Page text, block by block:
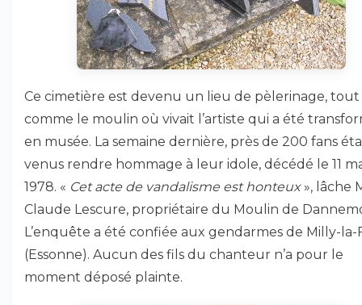
Ce cimetière est devenu un lieu de pèlerinage, tout
comme le moulin où vivait l’artiste qui a été
en musée. La semaine dernière, près de 200 fans
venus rendre hommage à leur idole, décédé le 11
1978. « Cet acte de vandalisme est honteux», lâche
Claude Lescure, propriétaire du Moulin de
L’enquête a été confiée aux gendarmes de Milly-la-
(Essonne). Aucun des fils du chanteur n’a pour le
moment déposé plainte.